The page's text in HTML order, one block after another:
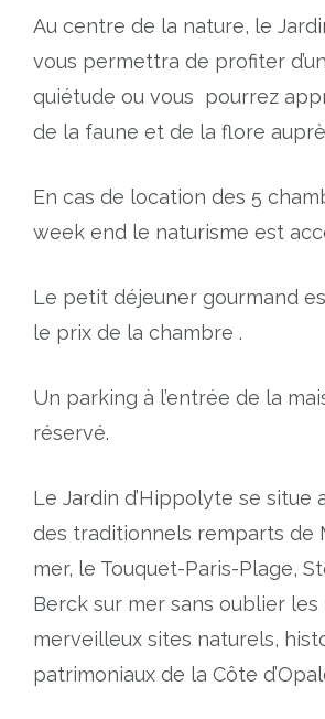
Au centre de la nature, le
vous permettra de profiter
quiétude ou vous pourrez
de la faune et de la flore
En cas de location des 5
week end le naturisme est
Le petit déjeuner gourmand
le prix de la chambre .
Un parking à l’entrée de la
réservé.
Le Jardin d’Hippolyte se situe
des traditionnels remparts de
mer, le Touquet-Paris-Plage,
Berck sur mer sans oublier
merveilleux sites naturels,
patrimoniaux de la Côte